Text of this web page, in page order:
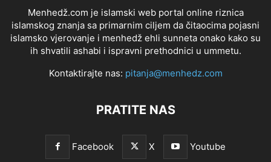
Menhedž.com je islamski web portal online riznica
islamskog znanja sa primarnim ciljem da čitaocima pojasni
islamsko vjerovanje i menhedž ehli sunneta onako kako su
ih shvatili ashabi i ispravni prethodnici u ummetu.
Kontaktirajte nas: pitanja@menhedz.com
PRATITE NAS
Facebook X Youtube